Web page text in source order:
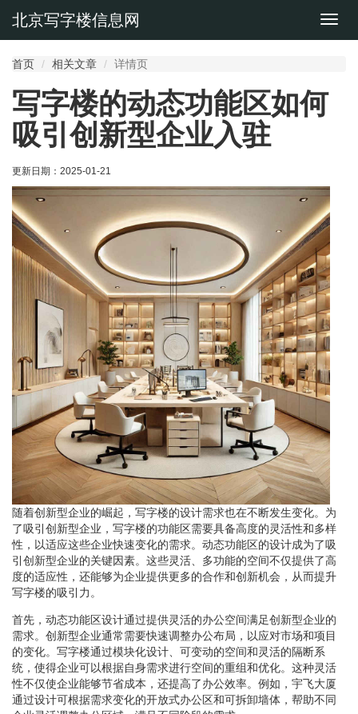
切
北京写字楼信息网
首页 相关文章 详情页
写字楼的动态功能区如何
吸引创新型企业入驻
更新日期： 2025-01-21
随着创新型企业的崛起，写字楼的设计需求也在不断发生变化。为
了吸引创新型企业，写字楼的功能区需要具备高度的灵活性和多样
性，以适应这些企业快速变化的需求。动态功能区的设计成为了吸
引创新型企业的关键因素。这些灵活、多功能的空间不仅提供了高
度的适应性，还能够为企业提供更多的合作和创新机会，从而提升
写字楼的吸引力。
首先，动态功能区设计通过提供灵活的办公空间满足创新型企业的
需求。创新型企业通常需要快速调整办公布局，以应对市场和项目
的变化。写字楼通过模块化设计、可变动的空间和灵活的隔断系
统，使得企业可以根据自身需求进行空间的重组和优化。这种灵活
性不仅使企业能够节省成本，还提高了办公效率。例如，宇飞大厦
通过设计可根据需求变化的开放式办公区和可拆卸墙体，帮助不同